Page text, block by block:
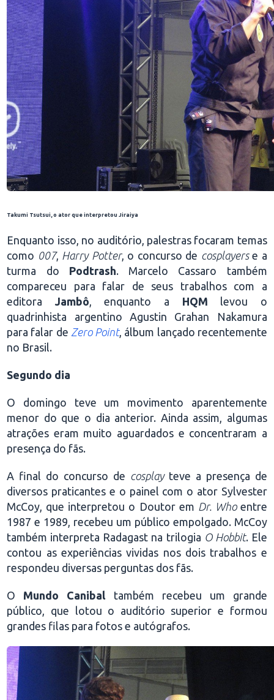
Takumi Tsutsui, o ator que interpretou Jiraiya
Enquanto isso, no auditório, palestras focaram temas
como 007, Harry Potter, o concurso de cosplayerse a
turma do Podtrash. Marcelo Cassaro também
compareceu para falar de seus trabalhos com a
editora Jambô , enquanto a HQM levou o
quadrinhista argentino Agustin Grahan Nakamura
para falar de Zero Point, álbum lançado recentemente
no Brasil.
Segundo dia
O domingo teve um movimento aparentemente
menor do que o dia anterior. Ainda assim, algumas
atrações eram muito aguardados e concentraram a
presença do fãs.
A final do concurso de cosplayteve a presença de
diversos praticantes e o painel com o ator Sylvester
McCoy, que interpretou o Doutor em Dr. Whoentre
1987 e 1989, recebeu um público empolgado. McCoy
também interpreta Radagast na trilogia O Hobbit. Ele
contou as experiências vividas nos dois trabalhos e
respondeu diversas perguntas dos fãs.
O Mundo Canibal também recebeu um grande
público, que lotou o auditório superior e formou
grandes filas para fotos e autógrafos.